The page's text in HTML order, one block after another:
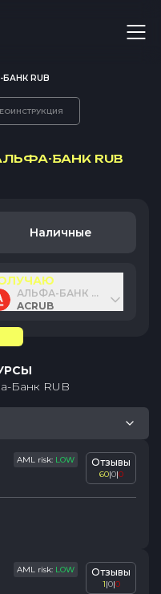
RUB
БАНК RUB
Наличные
АЛЬФА-БАНК RUB
ACRUB
Банк RUB
AML risk: LOW Отзывы
60|0|0
AML risk: LOW Отзывы
1|0|0